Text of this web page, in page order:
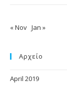
« Nov Jan »
Αρχείο
April 2019